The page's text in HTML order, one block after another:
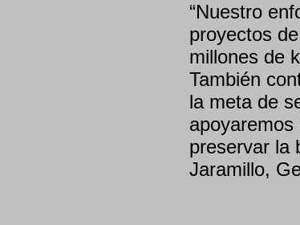
“Nuestro
proyectos
millones de
También
la meta de
preservar la
Jaramillo,